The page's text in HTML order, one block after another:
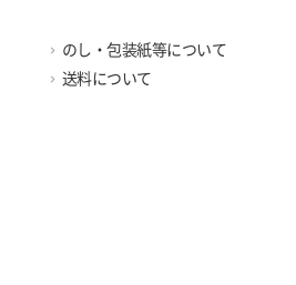
のし・包装紙等について
送料について